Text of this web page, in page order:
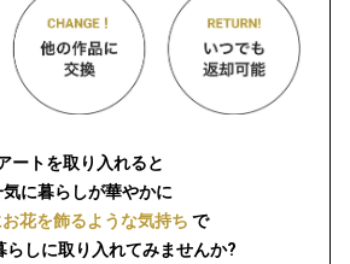
ートを取り入れると
気に暮らしが華やかに
花を飾るような気持ち で
らしに取り入れてみませんか?